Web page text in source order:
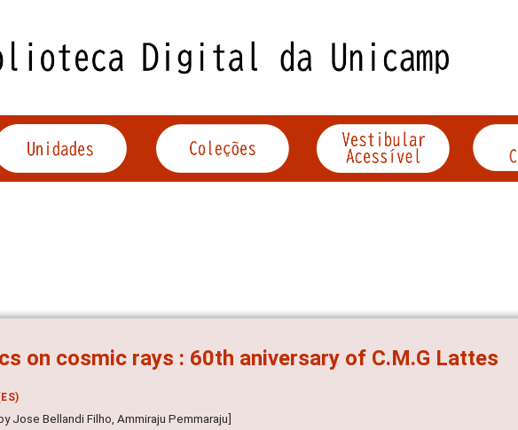
on cosmic rays : 60th aniversary of C.M.G Lattes
Jose Bellandi Filho, Ammiraju Pemmaraju]